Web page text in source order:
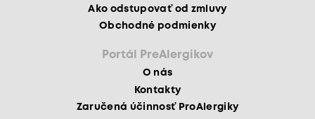
Ako odstupovať od zmluvy
Obchodné podmienky
Portál PreAlergikov
O nás
Kontakty
Zaručená účinnosť ProAlergiky